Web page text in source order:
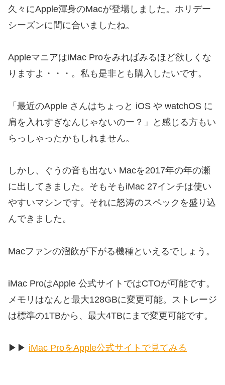
久々にApple渾身のMacが登場しました。ホリデー
シーズンに間に合いましたね。
AppleマニアはiMac Proをみればみるほど欲しくな
りますよ・・・。私も是非とも購入したいです。
「最近のApple さんはちょっと iOS や watchOS に
肩を入れすぎなんじゃないのー？」と感じる方もい
らっしゃったかもしれません。
しかし、ぐうの音も出ない Macを2017年の年の瀬
に出してきました。そもそもiMac 27インチは使い
やすいマシンです。それに怒涛のスペックを盛り込
んできました。
Macファンの溜飲が下がる機種といえるでしょう。
iMac ProはApple 公式サイトではCTOが可能です。
メモリはなんと最大128GBに変更可能。ストレージ
は標準の1TBから、最大4TBにまで変更可能です。
▶︎▶︎ iMac ProをApple公式サイトで見てみる